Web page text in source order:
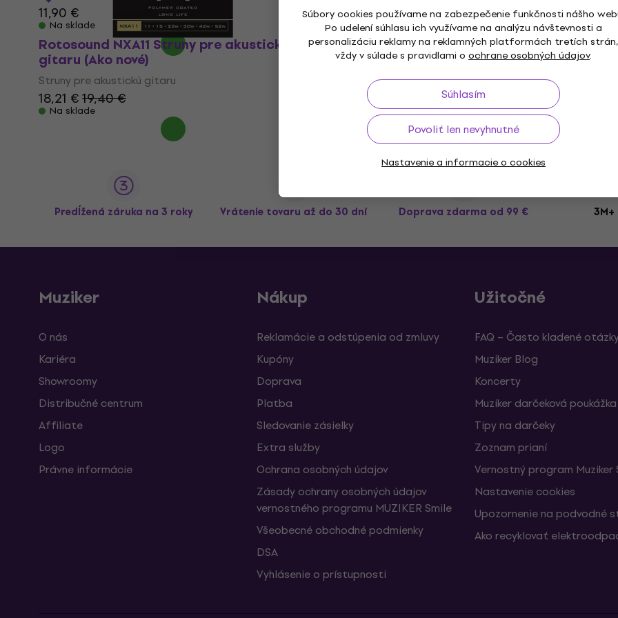
Súbory cookies používame na zabezpečenie funkčnosti nášho
Po udelení súhlasu ich využívame na analýzu návštevnosti a
personalizáciu reklamy na reklamných platformách tretích strán,
vždy v súlade s pravidlami o ochrane osobných údajov.
Súhlasím
Povoliť len nevyhnutné
Nastavenie a informacie o cookies
11,90 €
Na sklade
Rotosound NXA11 Struny pre akustickú
gitaru (Ako nové)
Struny pre akustickú gitaru
18,21 €19,40 €
Na sklade
Rotosound JK11-3 Struny pre akustickú
gitaru (Ako nové)
Struny pre akustickú gitaru
11,47 €15,50 €
- 26 %
Na sklade
Predĺžená záruka na 3 roky Vrátenie tovaru až do 30 dní Doprava zdarma od 99 €
Muziker
O nás
Kariéra
Showroomy
Distribučné centrum
Affiliate
Logo
Právne informácie
Nákup
Reklamácie a odstúpenia od zmluvy
Kupóny
Doprava
Platba
Sledovanie zásielky
Extra služby
Ochrana osobných údajov
Zásady ochrany osobných údajov
vernostného programu MUZIKER Smile
Všeobecné obchodné podmienky
DSA
Vyhlásenie o prístupnosti
Užitočné
FAQ – Často kladené
Muziker Blog
Koncerty
Muziker darčeková poukážka
Tipy na darčeky
Zoznam prianí
Vernostný program Muziker
Nastavenie cookies
Upozornenie na podvodné
Ako recyklovať